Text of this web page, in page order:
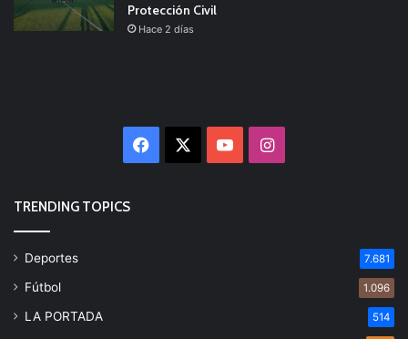
Protección Civil
Hace 2 días
Facebook YouTubeInstagram
TRENDING TOPICS
Deportes 7.681
Fútbol 1.096
LA PORTADA 514